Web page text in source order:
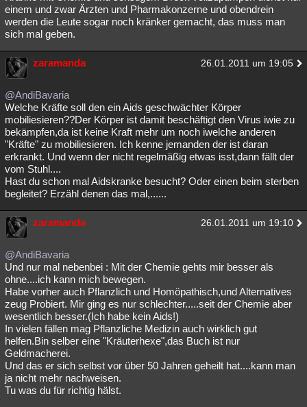
einem und zwar Ärzten und Pharmakonzerne und obendrein
werden die Leute sogar noch kränker gemacht, das muss man
sich mal geben.
zaramanda 26.01.2011 um 19:05
@AndiBavaria
Welche Kräfte soll den ein Aids geschwächter Körper
mobiliesieren??Der Körper ist damit beschäftigt den Virus iwie zu
bekämpfen,da ist keine Kraft mehr um noch iwelche anderen
"Kräfte" zu mobiliesieren. Ich kenne jemanden der ist daran
erkrankt. Und wenn der nicht regelmäßig etwas isst,dann fällt der
vom Stuhl....
Hast du schon mal Aidskranke besucht? Oder einen beim sterben
begleitet? Erzähl denen das mal,......
zaramanda 26.01.2011 um 19:10
@AndiBavaria
Und nur mal nebenbei : Mit der Chemie gehts mir besser als
ohne....ich kann mich bewegen.
Habe vorher auch Pflanzlich und Homöpathisch,und Alternatives
zeug Probiert. Mir ging es nur schlechter.....seit der Chemie aber
wesentlich besser.(Ich habe kein Aids!)
In vielen fällen mag Pflanzliche Medizin auch wirklich gut
helfen.Bin selber eine "Kräuterhexe",das Buch ist nur
Geldmacherei.
Und das er sich selbst vor über 50 Jahren geheilt hat....kann man
ja nicht mehr nachweisen.
Tu was du für richtig hälst.